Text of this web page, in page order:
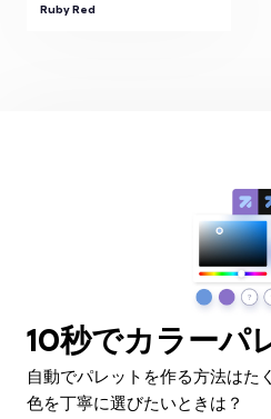
Ruby Red
10秒でカラーパ
自動でパレットを作る方法はた
色を丁寧に選びたいときは？